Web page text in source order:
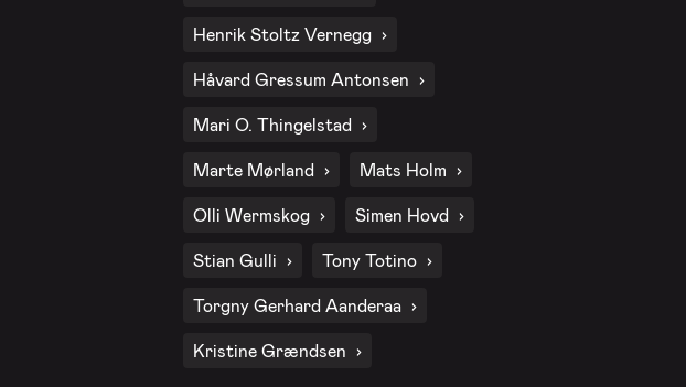
Henrik Stoltz Vernegg
Håvard Gressum Antonsen
Mari O. Thingelstad
Marte Mørland Mats Holm
Olli Wermskog Simen Hovd
Stian Gulli Tony Totino
Torgny Gerhard Aanderaa
Kristine Grændsen